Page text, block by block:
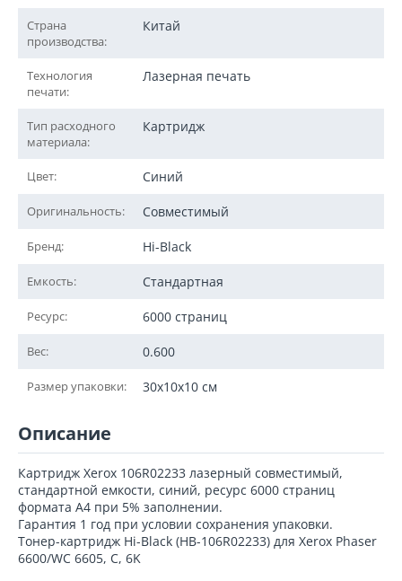
Страна
производства:
Китай
Технология
печати:
Лазерная печать
Тип расходного
материала:
Картридж
Цвет: Синий
Оригинальность: Совместимый
Бренд: Hi-Black
Емкость: Стандартная
Ресурс: 6000 страниц
Вес: 0.600
Размер упаковки: 30x10x10 см
Описание
Картридж Xerox 106R02233 лазерный совместимый,
стандартной емкости, синий, ресурс 6000 страниц
формата А4 при 5% заполнении.
Гарантия 1 год при условии сохранения упаковки.
Тонер-картридж Hi-Black (HB-106R02233) для Xerox Phaser
6600/WC 6605, C, 6K